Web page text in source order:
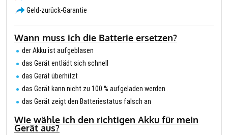
Geld-zurück-Garantie
Wann muss ich die Batterie ersetzen?
der Akku ist aufgeblasen
das Gerät entlädt sich schnell
das Gerät überhitzt
das Gerät kann nicht zu 100 % aufgeladen werden
das Gerät zeigt den Batteriestatus falsch an
Wie wähle ich den richtigen Akku für mein
Gerät aus?